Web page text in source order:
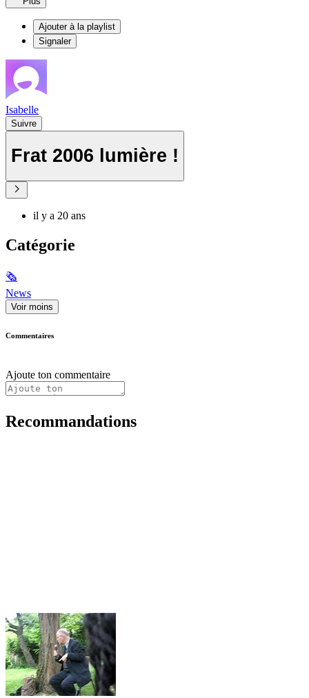
Ajouter à la playlist
Signaler
Isabelle
Suivre
Frat 2006 lumière !
il y a 20 ans
Catégorie
🗞
News
Voir moins
Commentaires
Ajoute ton commentaire
Recommandations